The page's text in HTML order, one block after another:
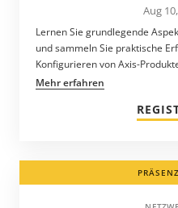
Aug
Lernen Sie grundlegende
und sammeln Sie praktische
Konfigurieren von Axis-
Mehr erfahren